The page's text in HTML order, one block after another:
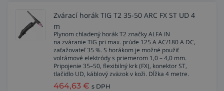
Zvárací horák TIG T2 35-50 ARC FX ST UD 4
m
Plynom chladený horák T2 značky ALFA IN
na zváranie TIG pri max. prúde 125 A AC/180 A DC,
zaťažovateľ 35 %. S horákom je možné použiť
volrámové elektródy s priemerom 1,0 – 4,0 mm.
Pripojenie 35–50, flexibilný krk (FX), konektor ST,
tlačidlo UD, káblový zväzok v koži. Dĺžka 4 metre.
464,63 € s DPH